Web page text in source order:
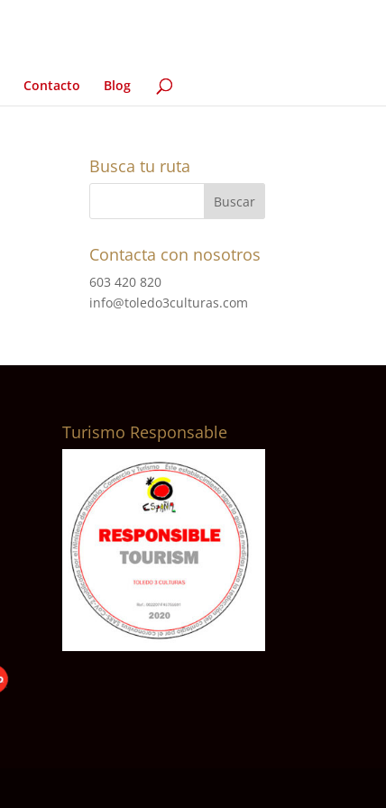
Contacto Blog
Busca tu ruta
Contacta con nosotros
603 420 820
info@toledo3culturas.com
Turismo Responsable